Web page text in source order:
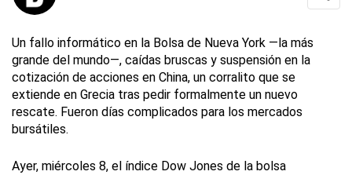
Un fallo informático en la Bolsa de Nueva York —la más
grande del mundo—, caídas bruscas y suspensión en la
cotización de acciones en China, un corralito que se
extiende en Grecia tras pedir formalmente un nuevo
rescate. Fueron días complicados para los mercados
bursátiles.
Ayer, miércoles 8, el índice Dow Jones de la bolsa